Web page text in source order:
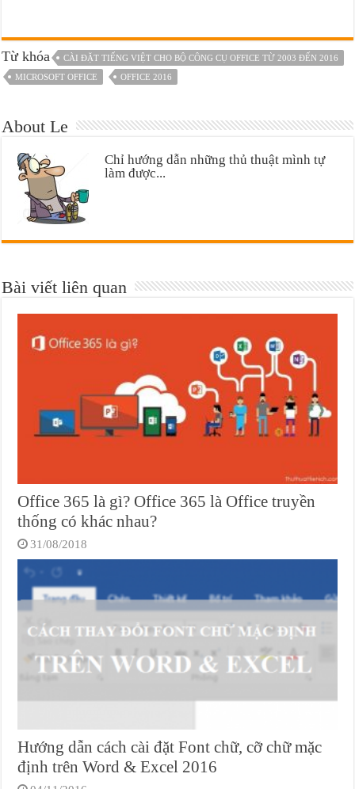
Từ khóa
CÀI ĐẶT TIẾNG VIỆT CHO BỘ CÔNG CỤ OFFICE TỪ 2003 ĐẾN 2016
MICROSOFT OFFICE
OFFICE 2016
About Le
Chỉ hướng dẫn những thủ thuật mình tự
làm được...
Bài viết liên quan
Office 365 là gì? Office 365 là Office truyền
thống có khác nhau?
31/08/2018
Hướng dẫn cách cài đặt Font chữ, cỡ chữ mặc
định trên Word & Excel 2016